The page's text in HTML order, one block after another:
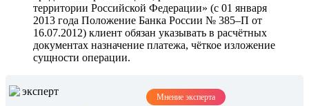
территории Российской Федерации» (с 01 января
2013 года Положение Банка России № 385–П от
16.07.2012) клиент обязан указывать в расчётных
документах назначение платежа, чёткое изложение
сущности операции.
Мнение эксперта